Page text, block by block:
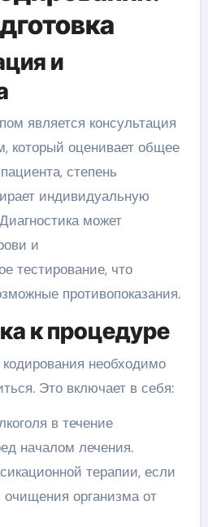
и
является консультация
который оценивает общее
степень
индивидуальную
может
и
тестирование, что
противопоказания.
к процедуре
необходимо
Это включает в себя:
в течение
началом лечения.
терапии, если
организма от